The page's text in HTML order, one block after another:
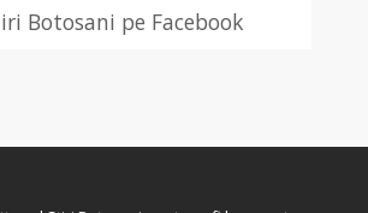
Botosani pe Facebook